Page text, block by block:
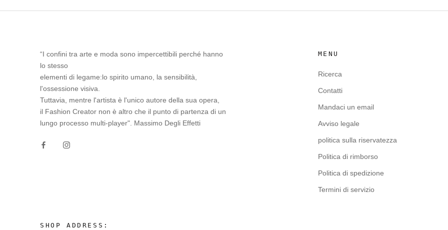
“I confini tra arte e moda sono impercettibili perché hanno
lo stesso
elementi di legame:lo spirito umano, la sensibilità,
l'ossessione visiva.
Tuttavia, mentre l'artista è l'unico autore della sua opera,
il Fashion Creator non è altro che il punto di partenza di un
lungo processo multi-player". Massimo Degli Effetti
MENU
Ricerca
Contatti
Mandaci un email
Avviso legale
politica sulla riservatezza
Politica di rimborso
Politica di spedizione
Termini di servizio
SHOP ADDRESS: